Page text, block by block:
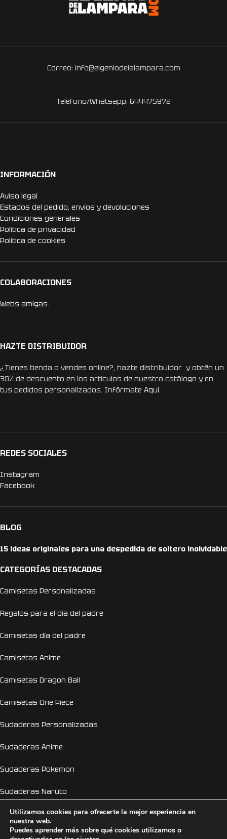
Correo: info@elgeniodelalampara.com
Teléfono/Whatsapp: 644475972
INFORMACIÓN
Aviso legal
Estados del pedido, envíos y devoluciones
Condiciones generales
Politica de privacidad
Politica de cookies
COLABORACIONES
Webs amigas.
HAZTE DISTRIBUIDOR
¿Tienes tienda o vendes online?, hazte distribuidor y obtén un
30% de descuento en los artículos de nuestro catálogo y en
tus pedidos personalizados. Infórmate Aquí.
REDES SOCIALES
Instagram
Facebook
BLOG
15 ideas originales para una despedida de soltero inolvidable
CATEGORÍAS DESTACADAS
Camisetas Personalizadas
Regalos para el día del padre
Camisetas día del padre
Camisetas Anime
Camisetas Dragon Ball
Camisetas One Piece
Sudaderas Personalizadas
Sudaderas Anime
Sudaderas Pokemon
Sudaderas Naruto
Personalizador Online
Camisetas despedida de soltera y soltero
Utilizamos cookies para ofrecerte la mejor experiencia en
nuestra web.
Puedes aprender más sobre qué cookies utilizamos o